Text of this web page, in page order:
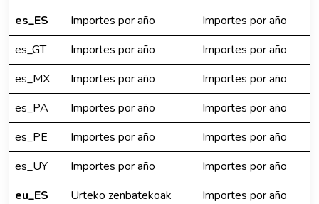
es_ES
Importes por año
Importes por año
es_GT
Importes por año
Importes por año
es_MX
Importes por año
Importes por año
es_PA
Importes por año
Importes por año
es_PE
Importes por año
Importes por año
es_UY
Importes por año
Importes por año
eu_ES
Urteko zenbatekoak
Importes por año